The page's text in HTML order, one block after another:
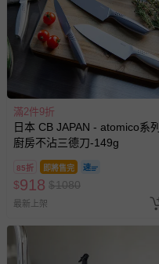
滿2件9折
日本 CB JAPAN - atomico系列
廚房不沾三德刀-149g
85折 即將售完
$918 $1080
最新上架